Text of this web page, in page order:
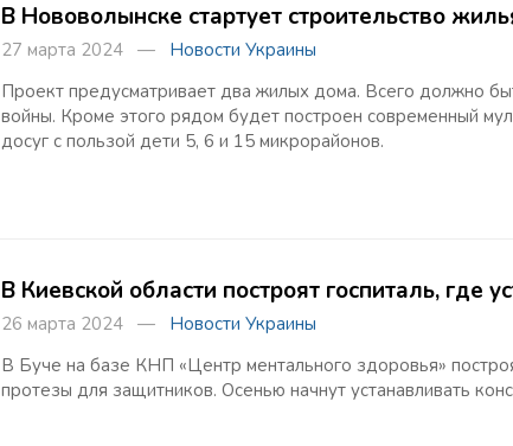
В Нововолынске стартует строительство
27 марта 2024 — Новости Украины
Проект предусматривает два жилых дома. Всего должно
войны. Кроме этого рядом будет построен современный
досуг с пользой дети 5, 6 и 15 микрорайонов.
В Киевской области построят госпиталь, где
26 марта 2024 — Новости Украины
В Буче на базе КНП «Центр ментального здоровья»
протезы для защитников. Осенью начнут устанавливать